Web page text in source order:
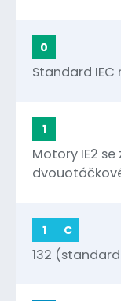
0
Standard
1
Motory IE2 se
1 C
132